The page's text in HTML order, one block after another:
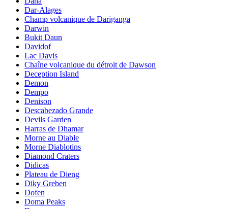
Dar-Alages
Champ volcanique de Dariganga
Darwin
Bukit Daun
Davidof
Lac Davis
Chaîne volcanique du détroit de Dawson
Deception Island
Demon
Dempo
Denison
Descabezado Grande
Devils Garden
Harras de Dhamar
Morne au Diable
Morne Diablotins
Diamond Craters
Didicas
Plateau de Dieng
Diky Greben
Dofen
Doma Peaks